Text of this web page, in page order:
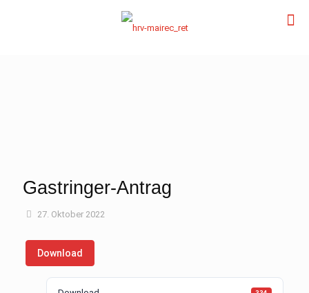
Gastringer-Antrag
27. Oktober 2022
Download